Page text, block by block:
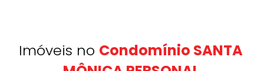
Imóveis no Condomínio SANTA